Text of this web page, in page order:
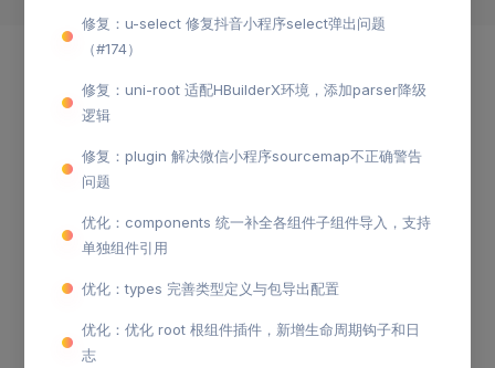
修复：u-select 修复抖音小程序select弹出问题
（#174）
修复：uni-root 适配HBuilderX环境，添加parser降级
逻辑
修复：plugin 解决微信小程序sourcemap不正确警告
问题
优化：components 统一补全各组件子组件导入，支持
单独组件引用
优化：types 完善类型定义与包导出配置
优化：优化 root 根组件插件，新增生命周期钩子和日
志
基础说明
我们假定您一个项目中，需要扩展多个图标，所以您应该
不断的扩展图标，也能让它们在同一个库中。
一般情况下，我们建议您在收藏的项目中，使用"下载至
的"iconfont.css"至 uni-app 目中(其余的文件可忽略)